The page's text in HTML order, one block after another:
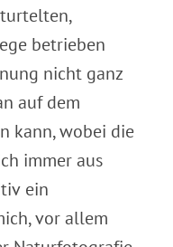
betrieben
nicht ganz
auf dem
kann, wobei die
immer aus
ein
vor allem